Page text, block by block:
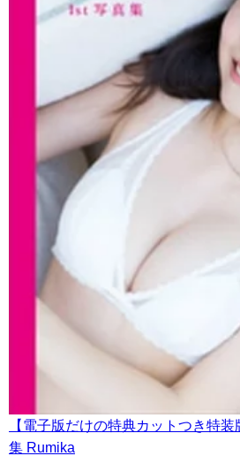
【電子版だけの特典カットつき特
集 Rumika